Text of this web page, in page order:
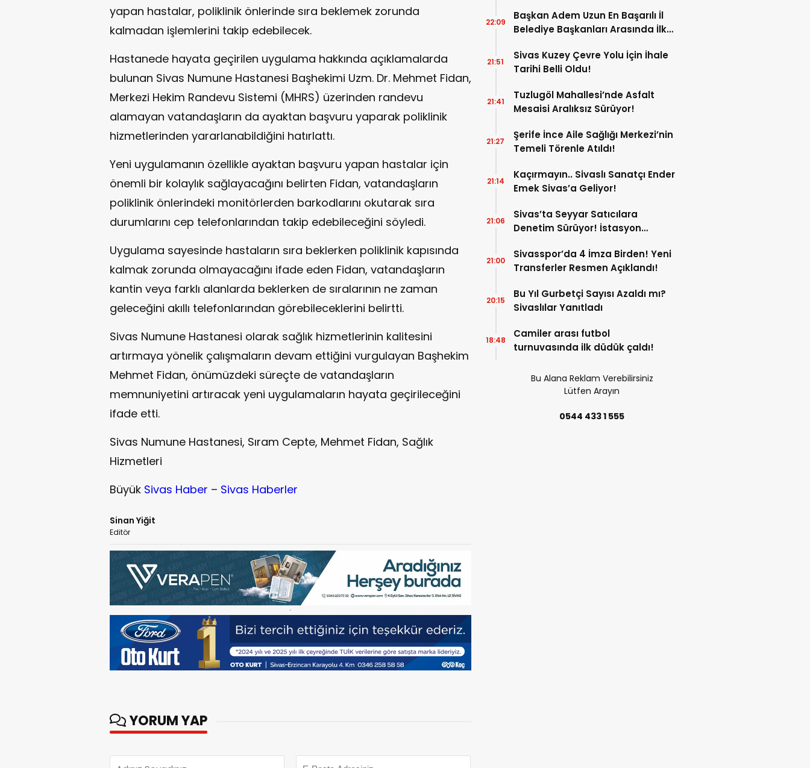
yapan hastalar, poliklinik önlerinde sıra beklemek zorunda
kalmadan işlemlerini takip edebilecek.
Hastanede hayata geçirilen uygulama hakkında açıklamalarda
bulunan Sivas Numune Hastanesi Başhekimi Uzm. Dr. Mehmet Fidan,
Merkezi Hekim Randevu Sistemi (MHRS) üzerinden randevu
alamayan vatandaşların da ayaktan başvuru yaparak poliklinik
hizmetlerinden yararlanabildiğini hatırlattı.
Yeni uygulamanın özellikle ayaktan başvuru yapan hastalar için
önemli bir kolaylık sağlayacağını belirten Fidan, vatandaşların
poliklinik önlerindeki monitörlerden barkodlarını okutarak sıra
durumlarını cep telefonlarından takip edebileceğini söyledi.
Uygulama sayesinde hastaların sıra beklerken poliklinik kapısında
kalmak zorunda olmayacağını ifade eden Fidan, vatandaşların
kantin veya farklı alanlarda beklerken de sıralarının ne zaman
geleceğini akıllı telefonlarından görebileceklerini belirtti.
Sivas Numune Hastanesi olarak sağlık hizmetlerinin kalitesini
artırmaya yönelik çalışmaların devam ettiğini vurgulayan Başhekim
Mehmet Fidan, önümüzdeki süreçte de vatandaşların
memnuniyetini artıracak yeni uygulamaların hayata geçirileceğini
ifade etti.
Sivas Numune Hastanesi, Sıram Cepte, Mehmet Fidan, Sağlık
Hizmetleri
Büyük Sivas Haber – Sivas Haberler
Sinan Yiğit
Editör
YORUM YAP
Başkan Adem Uzun En Başarılı İl
Belediye Başkanları Arasında İlk
22:09
Sivas Kuzey Çevre Yolu İçin İhale
Tarihi Belli Oldu!
21:51
Tuzlugöl Mahallesi’nde Asfalt
Mesaisi Aralıksız Sürüyor!
21:41
Şerife İnce Aile Sağlığı Merkezi’nin
Temeli Törenle Atıldı!
21:27
Kaçırmayın.. Sivaslı Sanatçı Ender
Emek Sivas’a Geliyor!
21:14
Sivas’ta Seyyar Satıcılara
Denetim Sürüyor! İstasyon
21:06
Sivasspor’da 4 İmza Birden! Yeni
Transferler Resmen Açıklandı!
21:00
Bu Yıl Gurbetçi Sayısı Azaldı mı?
Sivaslılar Yanıtladı
20:15
Camiler arası futbol
turnuvasında ilk düdük çaldı!
18:48
Bu Alana Reklam Verebilirsiniz
Lütfen Arayın
0544 433 1 555